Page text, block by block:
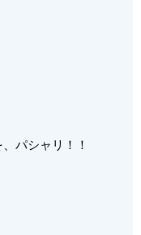
、パシャリ！！